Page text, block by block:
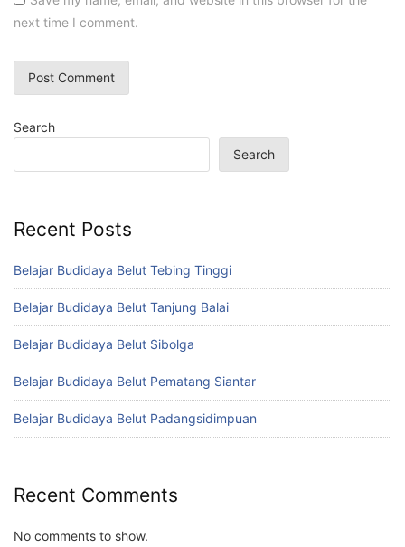
next time I comment.
Search
Search
Recent Posts
Belajar Budidaya Belut Tebing Tinggi
Belajar Budidaya Belut Tanjung Balai
Belajar Budidaya Belut Sibolga
Belajar Budidaya Belut Pematang Siantar
Belajar Budidaya Belut Padangsidimpuan
Recent Comments
No comments to show.